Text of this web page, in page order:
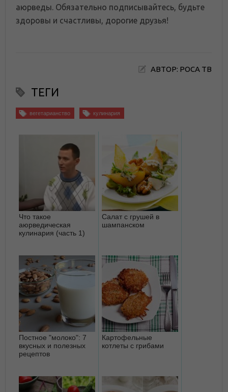
аюрведы. Обязательно подписывайтесь, будьте
здоровы и счастливы, дорогие друзья!
АВТОР: РОСА ТВ
ТЕГИ
вегетарианство кулинария
Что такое
аюрведическая
кулинария (часть 1)
Салат с грушей в
шампанском
Постное "молоко": 7
вкусных и полезных
рецептов
Картофельные
котлеты с грибами